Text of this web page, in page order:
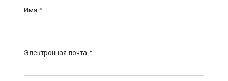
Имя *
Электронная почта *